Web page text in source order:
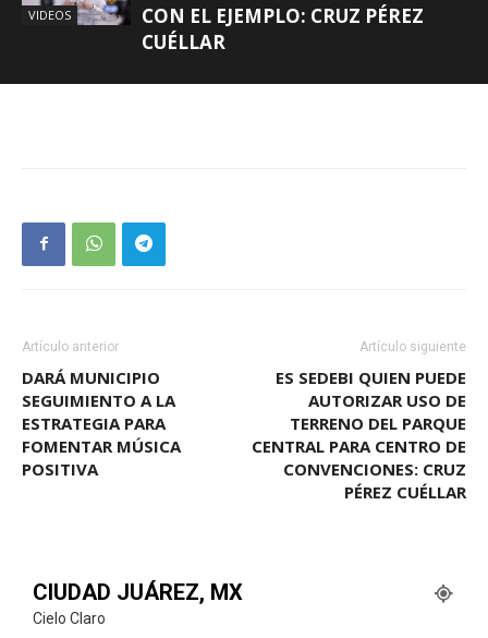
VIDEOS
CON EL EJEMPLO: CRUZ PÉREZ
CUÉLLAR
Artículo anterior
DARÁ MUNICIPIO
SEGUIMIENTO A LA
ESTRATEGIA PARA
FOMENTAR MÚSICA
POSITIVA
Artículo siguiente
ES SEDEBI QUIEN PUEDE
AUTORIZAR USO DE
TERRENO DEL PARQUE
CENTRAL PARA CENTRO DE
CONVENCIONES: CRUZ
PÉREZ CUÉLLAR
CIUDAD JUÁREZ, MX
Cielo Claro